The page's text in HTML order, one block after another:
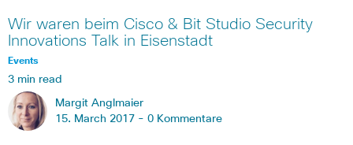
Wir waren beim Cisco & Bit Studio Security
Innovations Talk in Eisenstadt
Events
3 min read
Margit Anglmaier
15. March 2017 - 0 Kommentare